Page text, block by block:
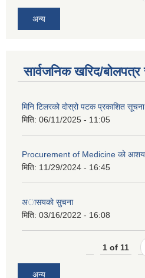
अन्य
सार्वजनिक खरिद/
मिनि टिलरको दोस्रो पटक प्रकाशित सूचना
मिति: 06/11/2025 - 11:05
Procurement of Medicine को
मिति: 11/29/2024 - 16:45
अासयकाे सुचना
मिति: 03/16/2022 - 16:08
1 of 11
अन्य